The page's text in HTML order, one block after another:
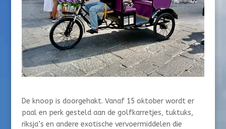
De knoop is doorgehakt. Vanaf 15 oktober wordt er
paal en perk gesteld aan de golfkarretjes, tuktuks,
riksja’s en andere exotische vervoermiddelen die